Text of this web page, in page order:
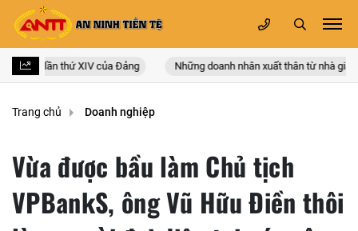
quốc lần thứ XIV của Đảng Những doanh nhân xuất thân từ nhà giáo
Trang chủ Doanh nghiệp
Vừa được bầu làm Chủ tịch
VPBankS, ông Vũ Hữu Điền thôi